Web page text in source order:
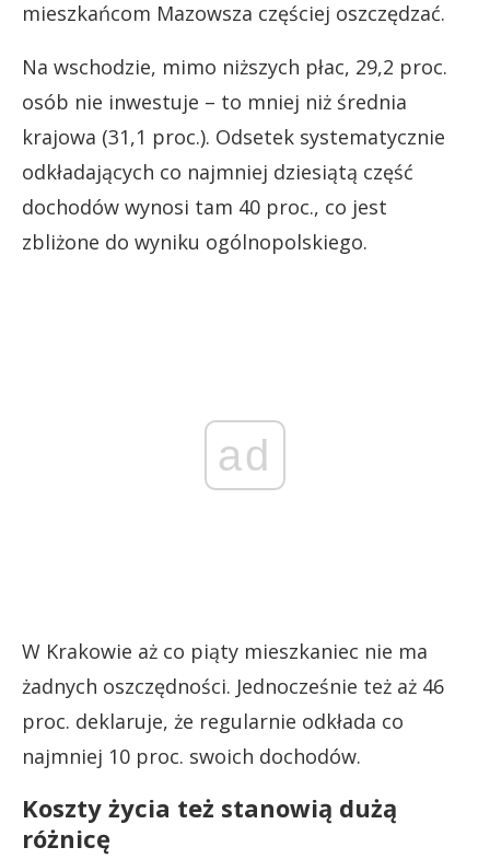
mieszkańcom Mazowsza częściej oszczędzać.
Na wschodzie, mimo niższych płac, 29,2 proc.
osób nie inwestuje – to mniej niż średnia
krajowa (31,1 proc.). Odsetek systematycznie
odkładających co najmniej dziesiątą część
dochodów wynosi tam 40 proc., co jest
zbliżone do wyniku ogólnopolskiego.
ad
W Krakowie aż co piąty mieszkaniec nie ma
żadnych oszczędności. Jednocześnie też aż 46
proc. deklaruje, że regularnie odkłada co
najmniej 10 proc. swoich dochodów.
Koszty życia też stanowią dużą
różnicę